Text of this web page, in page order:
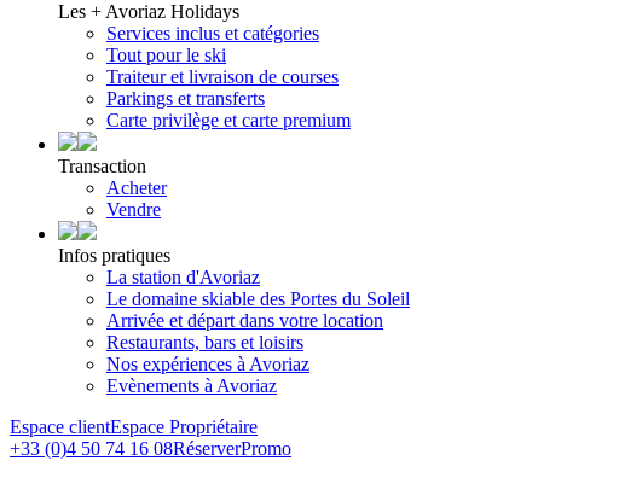
Les + Avoriaz Holidays
Services inclus et catégories
Tout pour le ski
Traiteur et livraison de courses
Parkings et transferts
Carte privilège et carte premium
Transaction
Acheter
Vendre
Infos pratiques
La station d'Avoriaz
Le domaine skiable des Portes du Soleil
Arrivée et départ dans votre location
Restaurants, bars et loisirs
Nos expériences à Avoriaz
Evènements à Avoriaz
Espace clientEspace Propriétaire
+33 (0)4 50 74 16 08RéserverPromo